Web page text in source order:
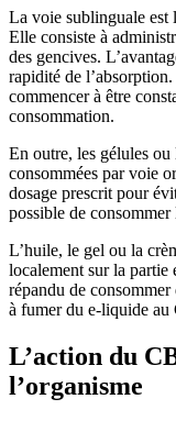
La voie sublinguale est
Elle consiste à
des gencives.
rapidité de
commencer à être
consommation.
En outre, les gélules
consommées par voie
dosage prescrit pour
possible de
L’huile, le gel ou la
localement sur la partie
répandu de
à fumer du e-liquide au
L’action du
l’organisme